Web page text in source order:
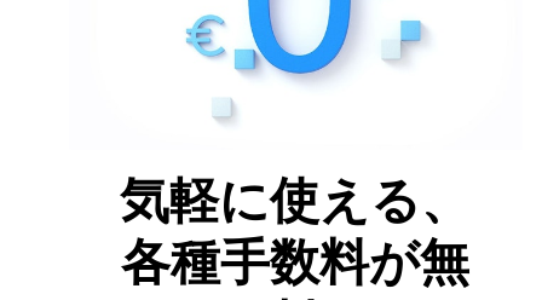
気軽に使える、
各種手数料が無